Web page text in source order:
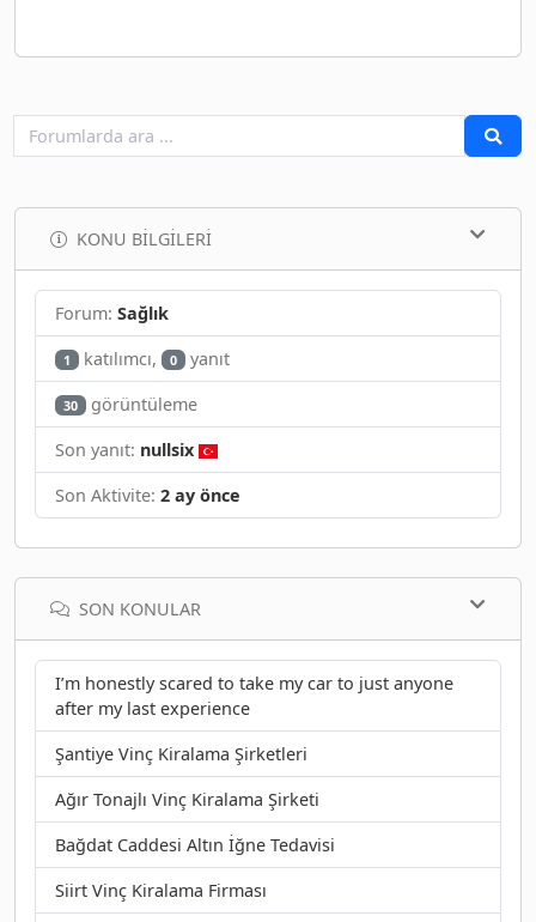
KONU BILGILERI
Forum: Sağlık
1 katılımcı, 0 yanıt
30
görüntüleme
Son yanıt: nullsix
Son Aktivite: 2 ay önce
SON KONULAR
I’m honestly scared to take my car to just anyone
after my last experience
Şantiye Vinç Kiralama Şirketleri
Ağır Tonajlı Vinç Kiralama Şirketi
Bağdat Caddesi Altın İğne Tedavisi
Siirt Vinç Kiralama Firması